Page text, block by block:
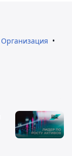
Организация